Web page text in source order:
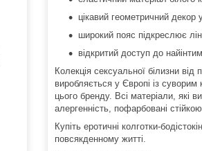
цікавий геометричний декор
широкий пояс підкреслює
відкритий доступ до
Колекція сексуальної білизни
виробляється у Європі із
цього бренду. Всі матеріали, які
алергенність, пофарбовані
Купіть еротичні колготки-
повсякденному житті.